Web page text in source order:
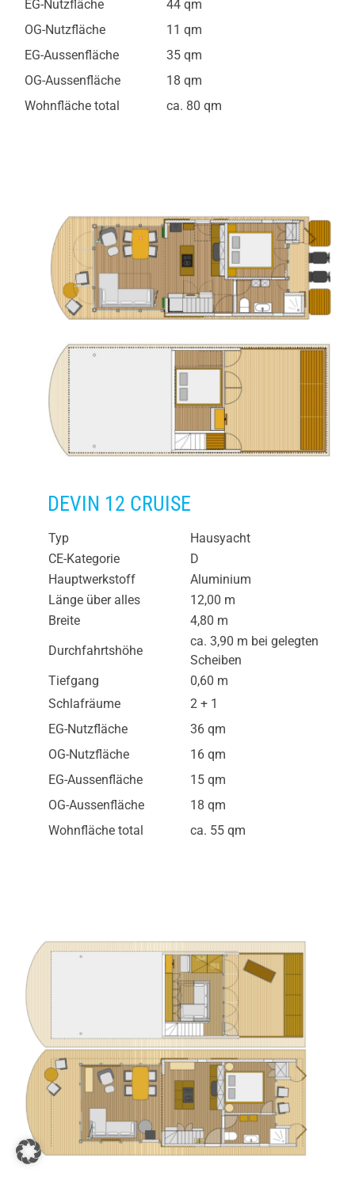
EG-Nutzfläche
44 qm
OG-Nutzfläche
11 qm
EG-Aussenfläche
35 qm
OG-Aussenfläche
18 qm
Wohnfläche total
ca. 80 qm
DEVIN 12 CRUISE
Typ
Hausyacht
CE-Kategorie
D
Hauptwerkstoff
Aluminium
Länge über alles
12,00 m
Breite
4,80 m
Durchfahrtshöhe
ca. 3,90 m bei gelegten
Scheiben
Tiefgang
0,60 m
Schlafräume
2 + 1
EG-Nutzfläche
36 qm
OG-Nutzfläche
16 qm
EG-Aussenfläche
15 qm
OG-Aussenfläche
18 qm
Wohnfläche total
ca. 55 qm